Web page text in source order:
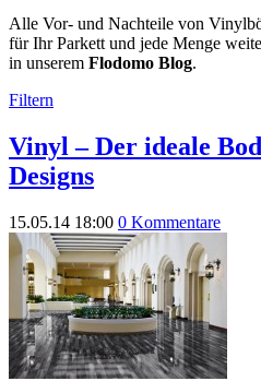
Alle Vor- und Nachteile von
für Ihr Parkett und jede Menge
in unserem Flodomo Blog.
Filtern
Vinyl – Der ideale
Designs
15.05.14 18:00 0 Kommentare